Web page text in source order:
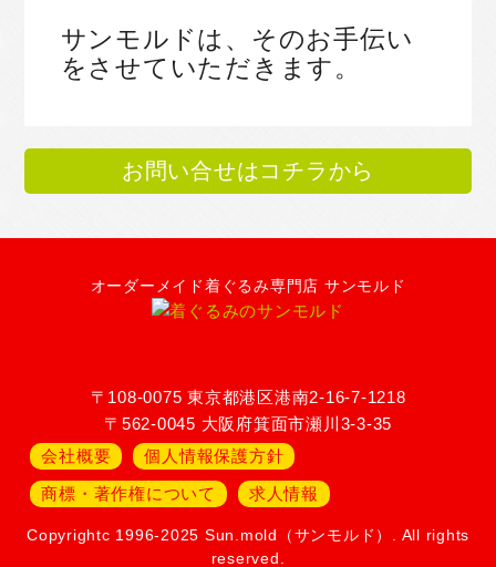
サンモルドは、そのお手伝い
をさせていただきます。
お問い合せはコチラから
オーダーメイド着ぐるみ専門店 サンモルド
〒108-0075 東京都港区港南2-16-7-1218
〒562-0045 大阪府箕面市瀬川3-3-35
会社概要
個人情報保護方針
商標・著作権について
求人情報
Copyrightc 1996-2025 Sun.mold（サンモルド）. All rights
reserved.